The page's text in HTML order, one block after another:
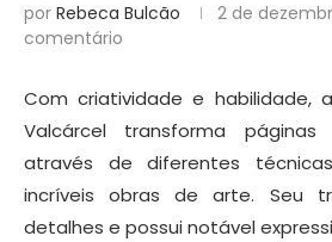
por Rebeca Bulcão 2 de
comentário
Com criatividade e habilidade,
Valcárcel transforma
através de diferentes
incríveis obras de arte. Seu
detalhes e possui notável